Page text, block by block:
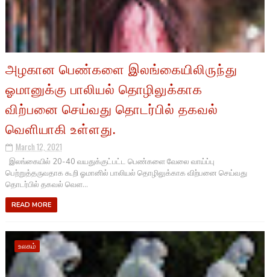
அழகான பெண்களை இலங்கையிலிருந்து
ஓமானுக்கு பாலியல் தொழிலுக்காக
விற்பனை செய்வது தொடர்பில் தகவல்
வெளியாகி உள்ளது.
March 12, 2021
இலங்கையில் 20-40 வயதுக்குட்பட்ட பெண்களை வேலை வாய்ப்பு
பெற்றுத்தருவதாக கூறி ஓமானில் பாலியல் தொழிலுக்காக விற்பனை செய்வது
தொடர்பில் தகவல் வெள...
READ MORE
உலகம்